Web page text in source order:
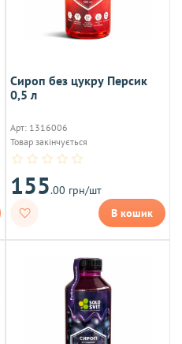
Сироп без цукру Персик
0,5 л
Арт: 1316006
Товар закінчується
155.00 грн/шт
В кошик